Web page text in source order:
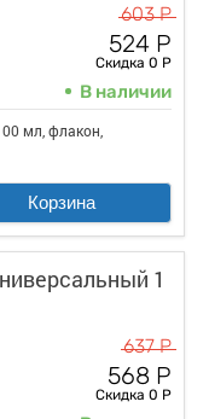
603 Р
524 Р
Скидка 0 Р
В наличии
мл, флакон,
Корзина
1
637 Р
568 Р
Скидка 0 Р